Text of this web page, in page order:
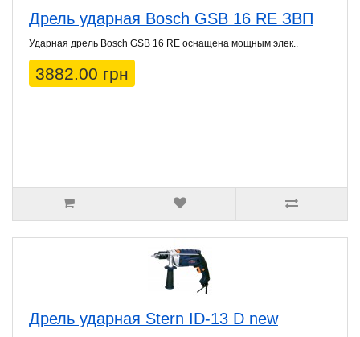
Дрель ударная Bosch GSB 16 RE ЗВП
Ударная дрель Bosch GSB 16 RE оснащена мощным элек..
3882.00 грн
Дрель ударная Stern ID-13 D new